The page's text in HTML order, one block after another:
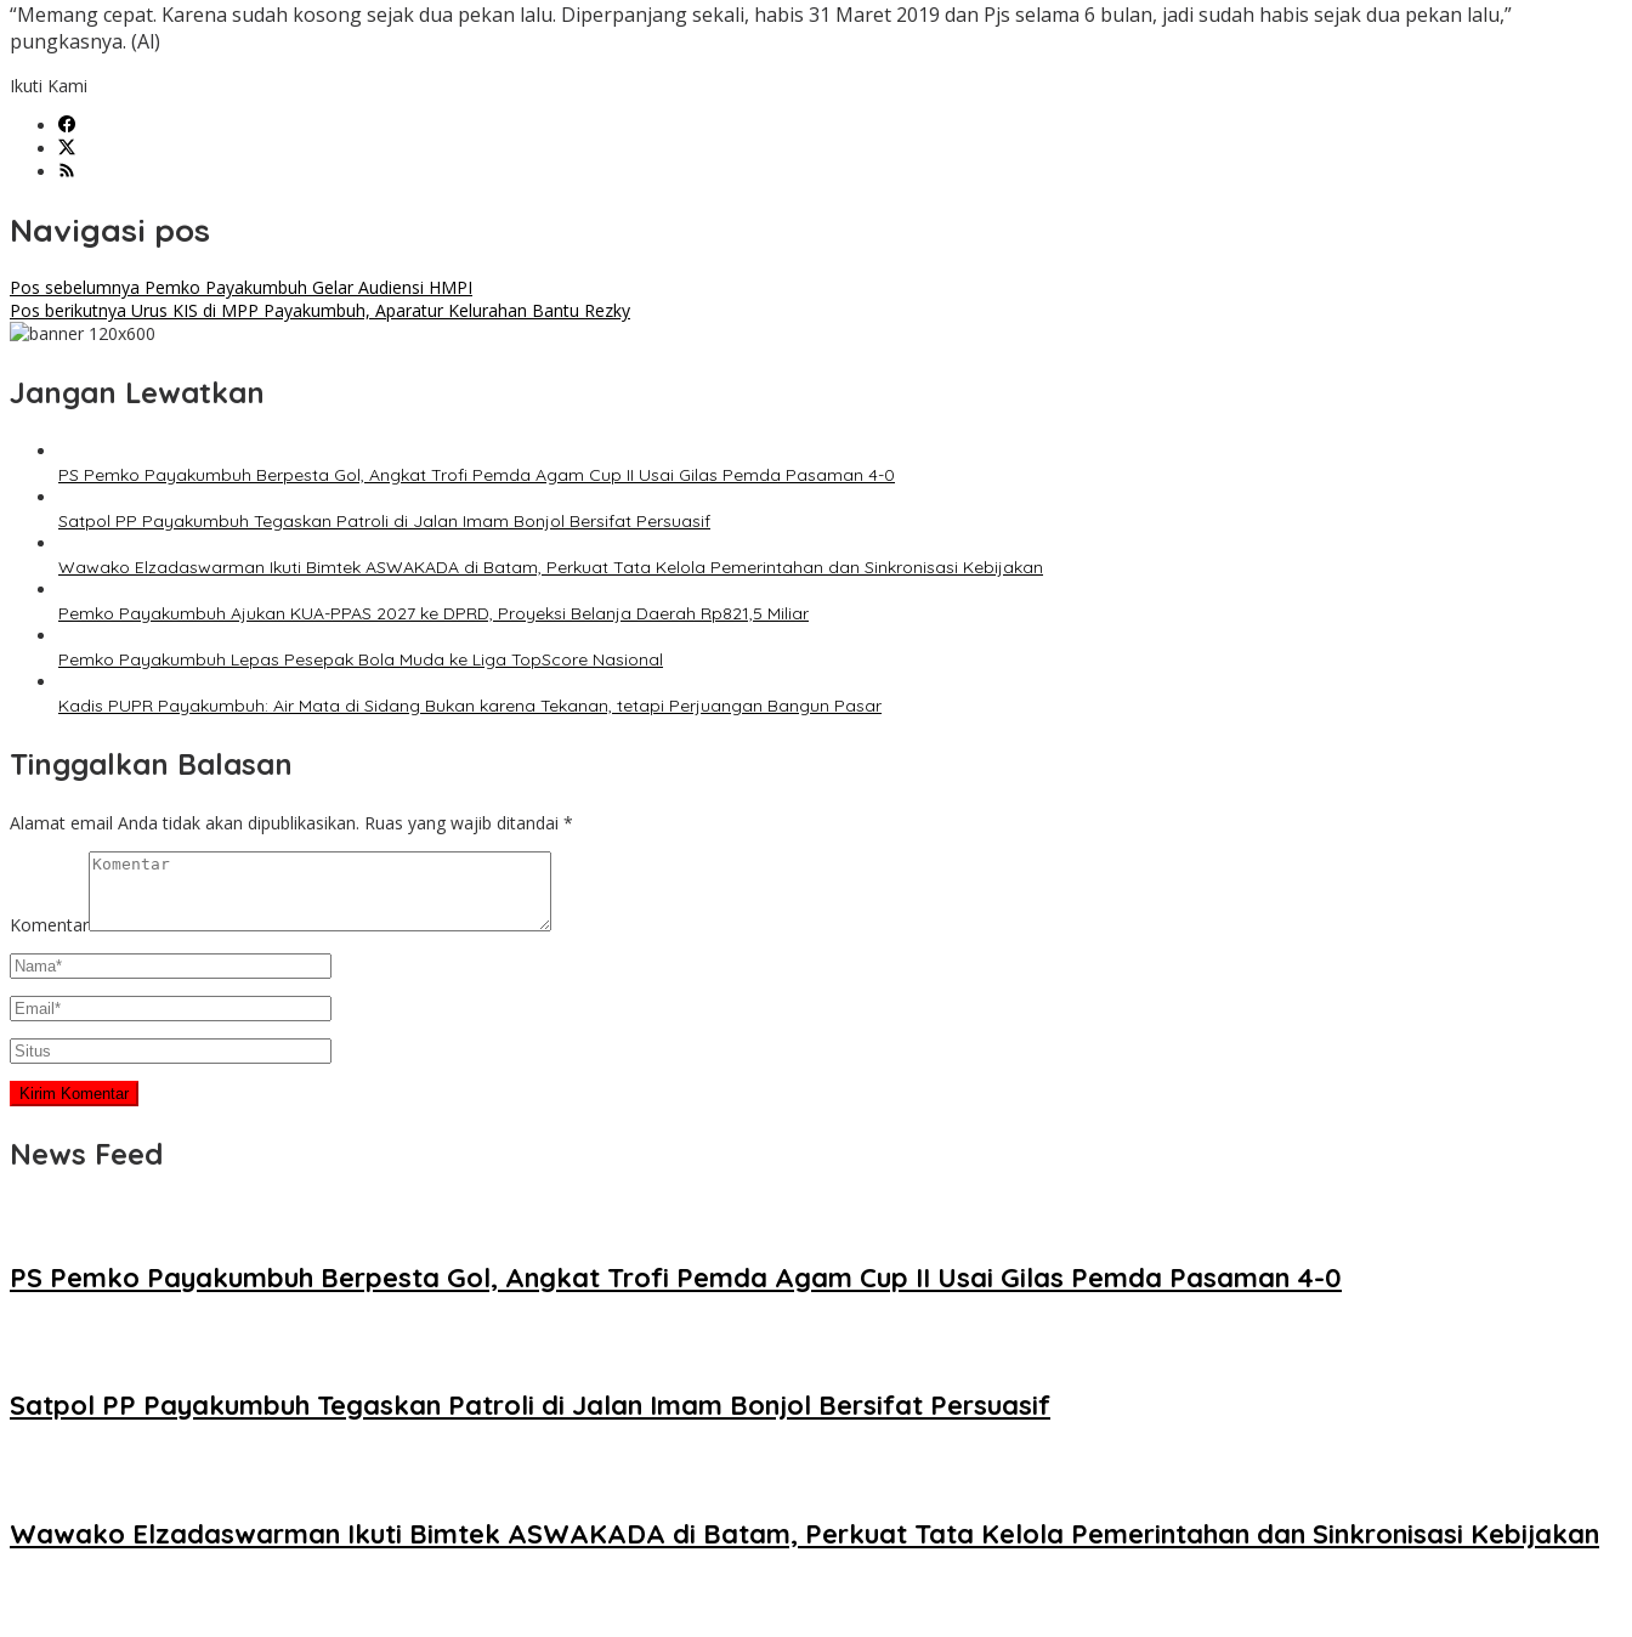
“Memang cepat. Karena sudah kosong sejak dua pekan lalu. Diperpanjang sekali, habis 31 Maret 2019 dan Pjs selama 6 bulan, jadi sudah habis sejak dua pekan lalu,”
pungkasnya. (Al)
Ikuti Kami
Navigasi pos
Pos sebelumnya Pemko Payakumbuh Gelar Audiensi HMPI
Pos berikutnya Urus KIS di MPP Payakumbuh, Aparatur Kelurahan Bantu Rezky
Jangan Lewatkan
PS Pemko Payakumbuh Berpesta Gol, Angkat Trofi Pemda Agam Cup II Usai Gilas Pemda Pasaman 4-0
Satpol PP Payakumbuh Tegaskan Patroli di Jalan Imam Bonjol Bersifat Persuasif
Wawako Elzadaswarman Ikuti Bimtek ASWAKADA di Batam, Perkuat Tata Kelola Pemerintahan dan Sinkronisasi Kebijakan
Pemko Payakumbuh Ajukan KUA-PPAS 2027 ke DPRD, Proyeksi Belanja Daerah Rp821,5 Miliar
Pemko Payakumbuh Lepas Pesepak Bola Muda ke Liga TopScore Nasional
Kadis PUPR Payakumbuh: Air Mata di Sidang Bukan karena Tekanan, tetapi Perjuangan Bangun Pasar
Tinggalkan Balasan
Alamat email Anda tidak akan dipublikasikan. Ruas yang wajib ditandai *
Komentar
News Feed
PS Pemko Payakumbuh Berpesta Gol, Angkat Trofi Pemda Agam Cup II Usai Gilas Pemda Pasaman 4-0
Satpol PP Payakumbuh Tegaskan Patroli di Jalan Imam Bonjol Bersifat Persuasif
Wawako Elzadaswarman Ikuti Bimtek ASWAKADA di Batam, Perkuat Tata Kelola Pemerintahan dan Sinkronisasi Kebijakan